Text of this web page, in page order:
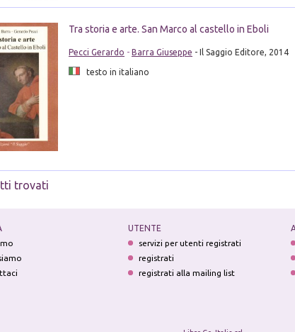
Tra storia e arte. San Marco al castello in Eboli
Pecci Gerardo - Barra Giuseppe - Il Saggio Editore, 2014
testo in italiano
trovati
UTENTE
servizi per utenti registrati
registrati
registrati alla mailing list